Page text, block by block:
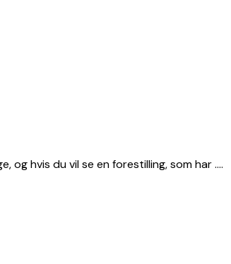
og hvis du vil se en forestilling, som har ….